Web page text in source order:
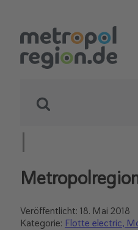
Veröffentlicht: 18. Mai 2018
Kategorie: Flotte electric